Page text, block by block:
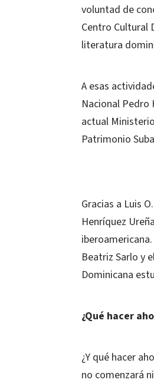
voluntad de
Centro Cultural
literatura
A esas
Nacional
actual
Patrimonio
Gracias a Luis
Henríquez
Beatriz Sarlo y
Dominicana
¿Qué hacer
¿Y qué hacer
no comenzará